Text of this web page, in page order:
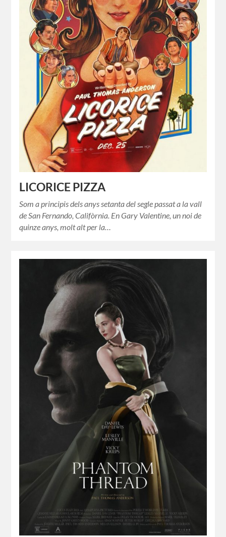
LICORICE PIZZA
Som a principis dels anys setanta del segle passat a la vall
de San Fernando, Califòrnia. En Gary Valentine, un noi de
quinze anys, molt alt per la…